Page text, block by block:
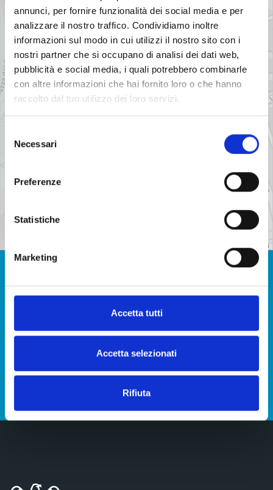
annunci, per fornire funzionalità dei social media e per
analizzare il nostro traffico. Condividiamo inoltre
informazioni sul modo in cui utilizzi il nostro sito con i
nostri partner che si occupano di analisi dei dati web,
pubblicità e social media, i quali potrebbero combinarle
con altre informazioni che hai fornito loro o che hanno
raccolto dal tuo utilizzo dei loro servizi.
delNecessari
Preferenze
Statistiche
Marketing
Accetta tutti
Accetta selezionati
Rifiuta
−
Contributors
Non hai trovato la risposta alla
tua domanda? Richiedi
informazioni.